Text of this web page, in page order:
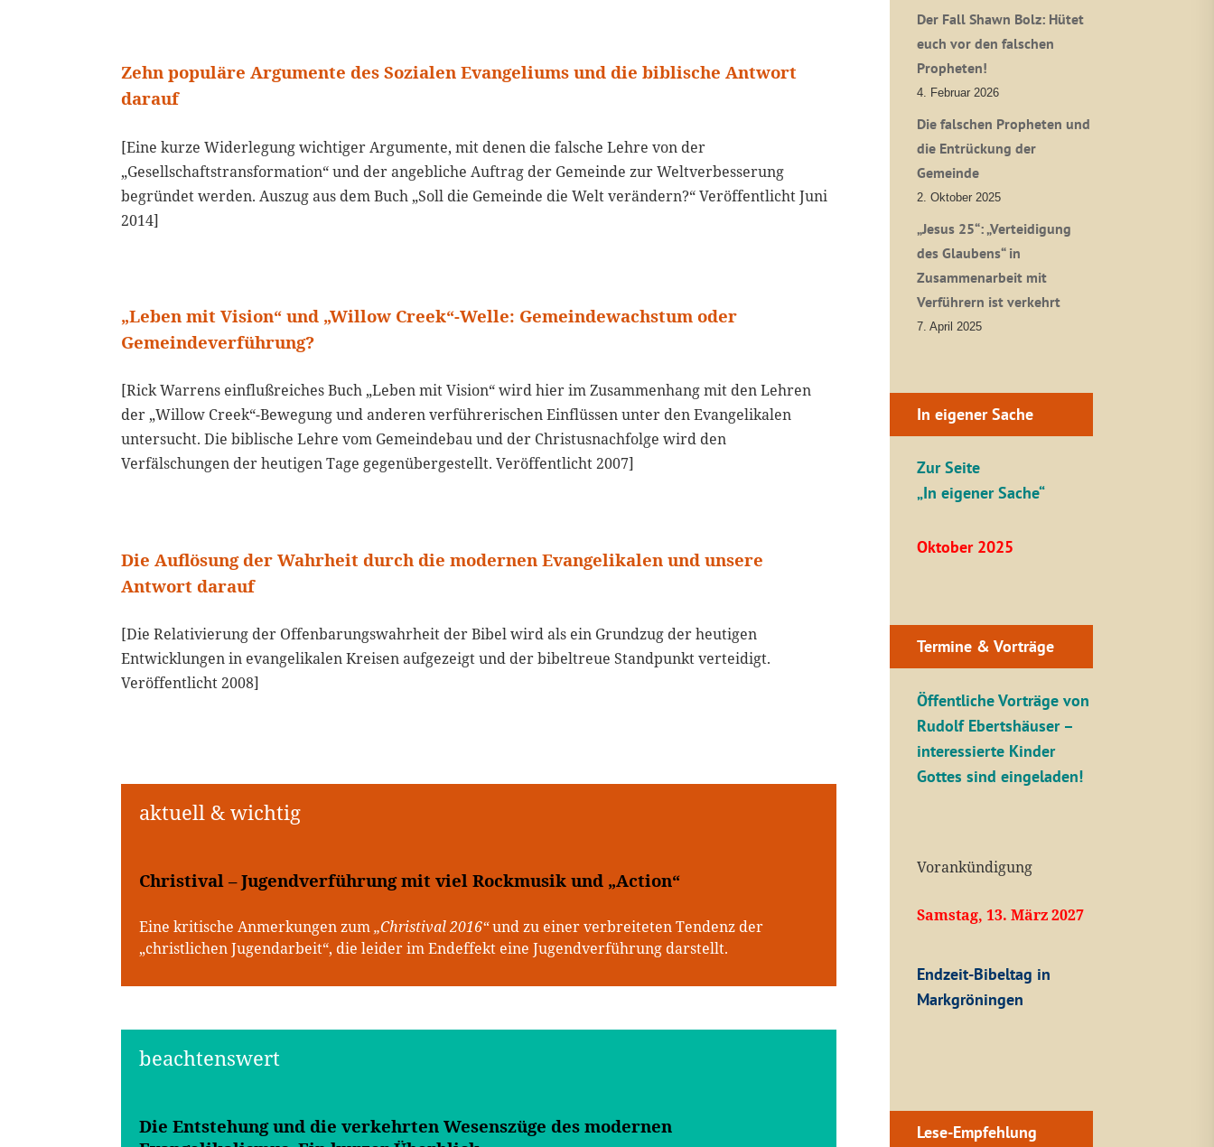
Zehn populäre Argumente des Sozialen Evangeliums und die biblische Antwort
darauf
[Eine kurze Widerlegung wichtiger Argumente, mit denen die falsche Lehre von der
„Gesellschaftstransformation“ und der angebliche Auftrag der Gemeinde zur Weltverbesserung
begründet werden. Auszug aus dem Buch „Soll die Gemeinde die Welt verändern?“ Veröffentlicht Juni
2014]
„Leben mit Vision“ und „Willow Creek“-Welle: Gemeindewachstum oder
Gemeindeverführung?
[Rick Warrens einflußreiches Buch „Leben mit Vision“ wird hier im Zusammenhang mit den Lehren
der „Willow Creek“-Bewegung und anderen verführerischen Einflüssen unter den Evangelikalen
untersucht. Die biblische Lehre vom Gemeindebau und der Christusnachfolge wird den
Verfälschungen der heutigen Tage gegenübergestellt. Veröffentlicht 2007]
Die Auflösung der Wahrheit durch die modernen Evangelikalen und unsere
Antwort darauf
[Die Relativierung der Offenbarungswahrheit der Bibel wird als ein Grundzug der heutigen
Entwicklungen in evangelikalen Kreisen aufgezeigt und der bibeltreue Standpunkt verteidigt.
Veröffentlicht 2008]
Christival – Jugendverführung mit viel Rockmusik und „Action“
Eine kritische Anmerkungen zum„Christival 2016“und zu einer verbreiteten Tendenz der
„christlichen Jugendarbeit“, die leider im Endeffekt eine Jugendverführung darstellt.
Die Entstehung und die verkehrten Wesenszüge des modernen
Der Fall Shawn Bolz: Hütet
euch vor den falschen
Propheten!
4. Februar 2026
Die falschen Propheten und
die Entrückung der
Gemeinde
2. Oktober 2025
„Jesus 25“: „Verteidigung
des Glaubens“ in
Zusammenarbeit mit
Verführern ist verkehrt
7. April 2025
In eigener Sache
Zur Seite
„In eigener Sache“
Oktober 2025
Termine & Vorträge
Öffentliche Vorträge von
Rudolf Ebertshäuser –
interessierte Kinder
Gottes sind eingeladen!
Vorankündigung
Samstag, 13. März 2027
Endzeit-Bibeltag in
Markgröningen
Lese-Empfehlung